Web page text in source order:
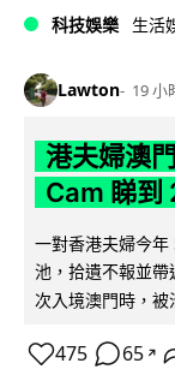
科技娛樂 生活
Lawton 19 小
港夫婦澳
Cam 睇到
一對香港夫婦今
池，拾遺不報並
次入境澳門時，被
475 65 ↗